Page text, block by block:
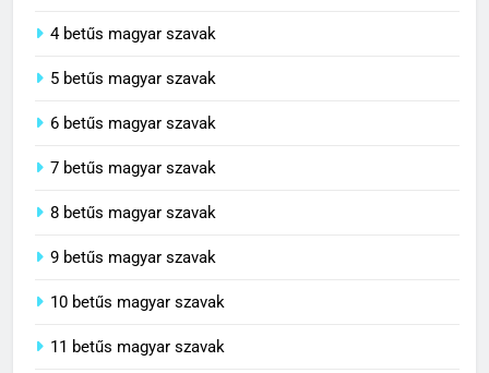
4 betűs magyar szavak
5 betűs magyar szavak
6 betűs magyar szavak
7 betűs magyar szavak
8 betűs magyar szavak
9 betűs magyar szavak
10 betűs magyar szavak
11 betűs magyar szavak